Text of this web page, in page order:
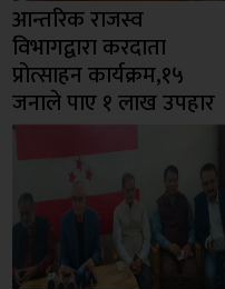
आन्तरिक राजस्व
विभागद्वारा करदाता
प्रोत्साहन कार्यक्रम,१५
जनाले पाए १ लाख उपहार